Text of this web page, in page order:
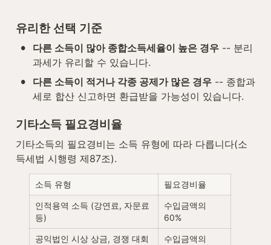
유리한 선택 기준
• 다른 소득이 많아 종합소득세율이 높은 경우 -- 분리
과세가 유리할 수 있습니다.
• 다른 소득이 적거나 각종 공제가 많은 경우 -- 종합과
세로 합산 신고하면 환급받을 가능성이 있습니다.
기타소득 필요경비율
기타소득의 필요경비는 소득 유형에 따라 다릅니다(소
득세법 시행령 제87조).
소득 유형 필요경비율
인적용역 소득 (강연료, 자문료
등)
수입금액의
60%
공익법인 시상 상금, 경쟁 대회
수입금액의